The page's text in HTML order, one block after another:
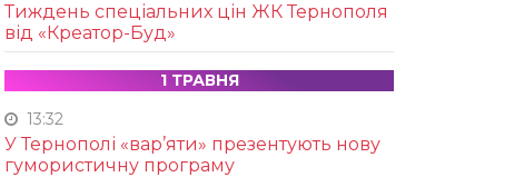
Тиждень спеціальних цін ЖК Тернополя
від «Креатор-Буд»
1 ТРАВНЯ
13:32
У Тернополі «вар’яти» презентують нову
гумористичну програму